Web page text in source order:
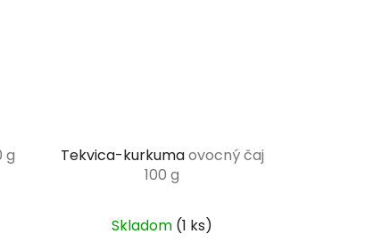
g Tekvica-kurkumaovocný čaj
100 g
Skladom (1 ks)